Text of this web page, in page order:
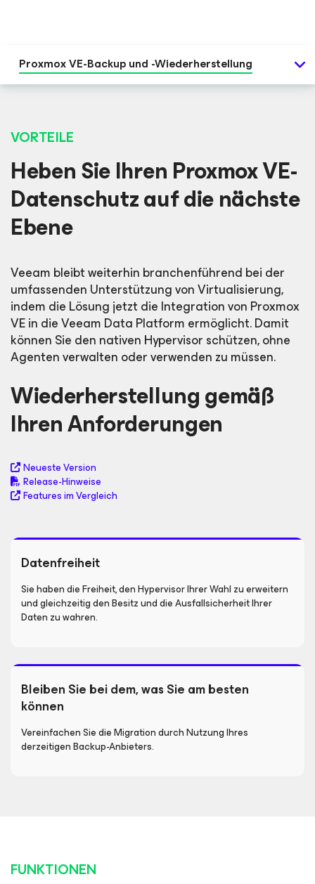
Proxmox VE-Backup und -Wiederherstellung
VORTEILE
Heben Sie Ihren Proxmox VE-
Datenschutz auf die nächste
Ebene
Veeam bleibt weiterhin branchenführend bei der
umfassenden Unterstützung von Virtualisierung,
indem die Lösung jetzt die Integration von Proxmox
VE in die Veeam Data Platform ermöglicht. Damit
können Sie den nativen Hypervisor schützen, ohne
Agenten verwalten oder verwenden zu müssen.
Wiederherstellung gemäß
Ihren Anforderungen
Neueste Version
Release-Hinweise
Features im Vergleich
Datenfreiheit
Sie haben die Freiheit, den Hypervisor Ihrer Wahl zu erweitern
und gleichzeitig den Besitz und die Ausfallsicherheit Ihrer
Daten zu wahren.
Bleiben Sie bei dem, was Sie am besten
können
Vereinfachen Sie die Migration durch Nutzung Ihres
derzeitigen Backup-Anbieters.
FUNKTIONEN